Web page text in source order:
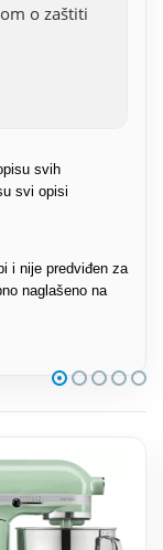
o zaštiti
svih
svi opisi
i nije predviđen za
naglašeno na